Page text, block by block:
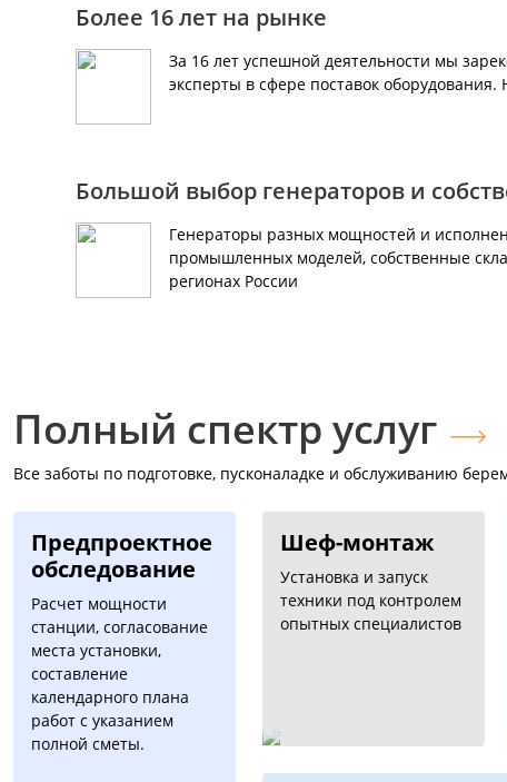
Более 16 лет на рынке
За 16 лет успешной деятельности мы
эксперты в сфере поставок
Большой выбор генераторов и
Генераторы разных мощностей и
промышленных моделей, собственные
регионах России
Полный спектр услуг
Все заботы по подготовке, пусконаладке и обслуживанию
Предпроектное
обследование
Расчет мощности
станции, согласование
места установки,
составление
календарного плана
работ с указанием
полной сметы.
Шеф-монтаж
Установка и запуск
техники под контролем
опытных специалистов